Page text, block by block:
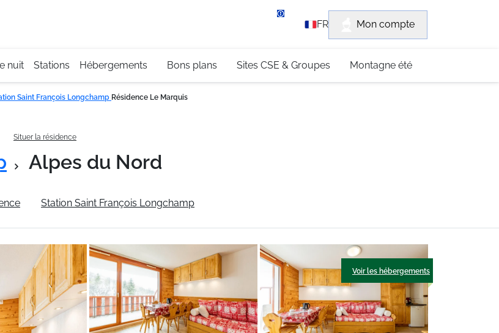
+33 (0)4 79 96 30 69
FR Mon compte
nuit Stations Hébergements Bons plans Sites CSE & Groupes Montagne été
Saint François Longchamp Résidence Le Marquis
Situer la résidence
Alpes du Nord
Station Saint François Longchamp
Voir les hébergements